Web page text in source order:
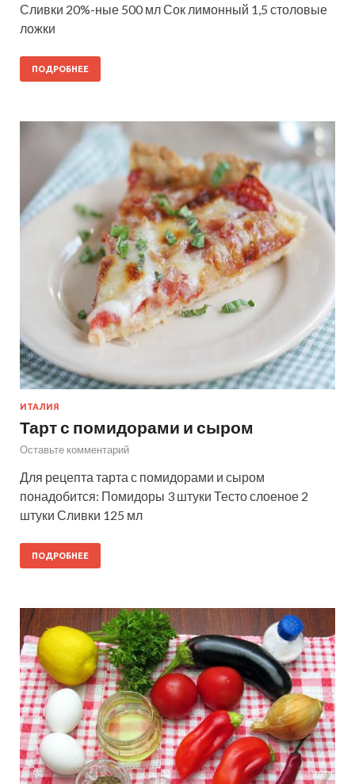
Сливки 20%-ные 500 мл Сок лимонный 1,5 столовые
ложки
ПОДРОБНЕЕ
ИТАЛИЯ
Тарт с помидорами и сыром
Оставьте комментарий
Для рецепта тарта с помидорами и сыром
понадобится: Помидоры 3 штуки Тесто слоеное 2
штуки Сливки 125 мл
ПОДРОБНЕЕ